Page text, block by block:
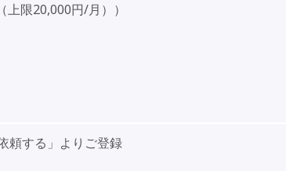
上限20,000円/月））
頼する」よりご登録